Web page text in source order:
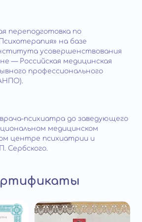
переподготовка по
на базе
усовершенствования
— Российская медицинская
профессионального
психиатра до заведующего
медицинском
центре психиатрии и
Сербского.